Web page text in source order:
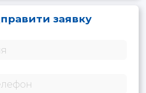
заявку